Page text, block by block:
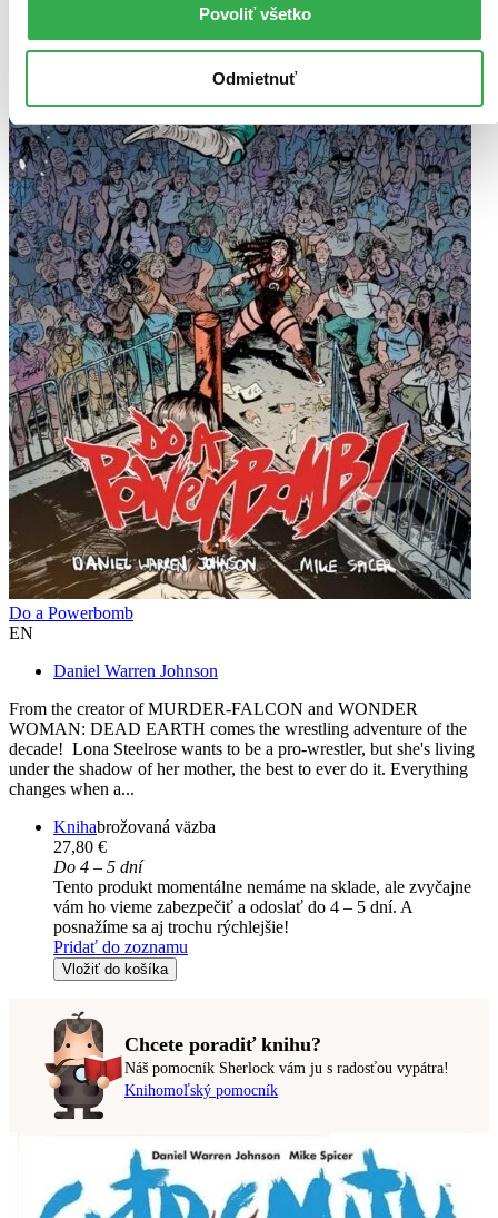
Povoliť všetko
Odmietnuť
Do a Powerbomb
EN
Daniel Warren Johnson
From the creator of MURDER-FALCON and WONDER
WOMAN: DEAD EARTH comes the wrestling adventure of the
decade! Lona Steelrose wants to be a pro-wrestler, but she's living
under the shadow of her mother, the best to ever do it. Everything
changes when a...
Knihabrožovaná väzba
27,80 €
Do 4 – 5 dní
Tento produkt momentálne nemáme na sklade, ale zvyčajne
vám ho vieme zabezpečiť a odoslať do 4 – 5 dní. A
posnažíme sa aj trochu rýchlejšie!
Pridať do zoznamu
Vložiť do košíka
Chcete poradiť knihu?
Náš pomocník Sherlock vám ju s radosťou vypátra!
Knihomoľský pomocník